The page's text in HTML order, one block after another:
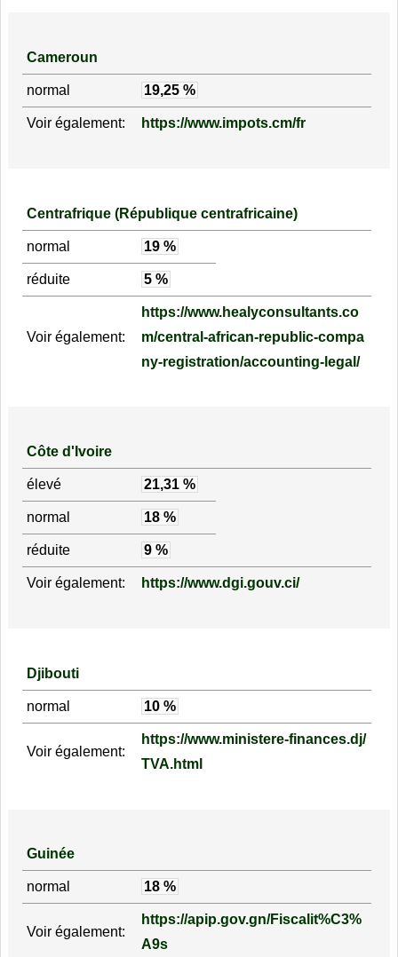
Cameroun
normal 19,25 %
Voir également: https://www.impots.cm/fr
Centrafrique (République centrafricaine)
normal 19 %
réduite 5 %
Voir également:
https://www.healyconsultants.co
m/central-african-republic-compa
ny-registration/accounting-legal/
Côte d'Ivoire
élevé 21,31 %
normal 18 %
réduite 9 %
Voir également: https://www.dgi.gouv.ci/
Djibouti
normal 10 %
Voir également:
https://www.ministere-finances.dj/
TVA.html
Guinée
normal 18 %
Voir également:
https://apip.gov.gn/Fiscalit%C3%
A9s